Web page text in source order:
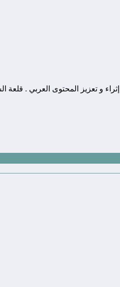
و من أهم أهدفها المساهمة في إثراء و تعزيز